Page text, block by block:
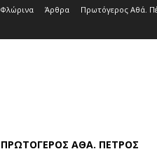
Φλώρινα Άρθρα Πρωτόγερος Αθά.
ΠΡΩΤΌΓΕΡΟΣ ΑΘΆ. ΠΈΤΡΟΣ